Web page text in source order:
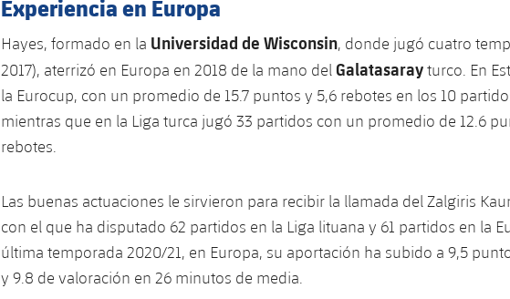
Experiencia en Europa
Hayes, formado en la Universidad de Wisconsin, donde jugó cuatro
2017), aterrizó en Europa en 2018 de la mano del Galatasarayturco. En
la Eurocup, con un promedio de 15.7 puntos y 5,6 rebotes en los 10
mientras que en la Liga turca jugó 33 partidos con un promedio de 12.6
rebotes.
Las buenas actuaciones le sirvieron para recibir la llamada del Zalgiris
con el que ha disputado 62 partidos en la Liga lituana y 61 partidos en la
última temporada 2020/21, en Europa, su aportación ha subido a 9,5
y 9.8 de valoración en 26 minutos de media.